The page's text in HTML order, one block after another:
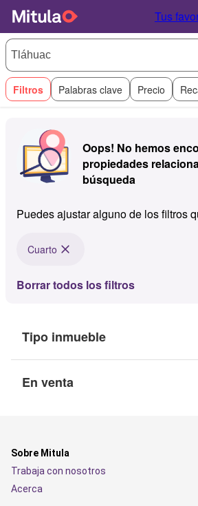
Tus
Filtros Palabras clave Precio
Oops! No hemos
propiedades
búsqueda
Puedes ajustar alguno de los filtros
Cuarto
Borrar todos los filtros
Tipo inmueble
En venta
Sobre Mitula
Trabaja con nosotros
Acerca